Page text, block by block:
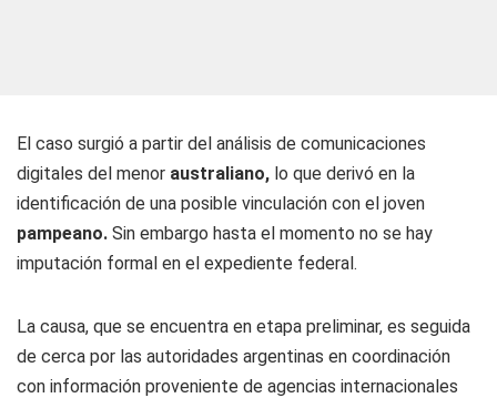
El caso surgió a partir del análisis de comunicaciones
digitales del menor australiano, lo que derivó en la
identificación de una posible vinculación con el joven
pampeano. Sin embargo hasta el momento no se hay
imputación formal en el expediente federal.
La causa, que se encuentra en etapa preliminar, es seguida
de cerca por las autoridades argentinas en coordinación
con información proveniente de agencias internacionales